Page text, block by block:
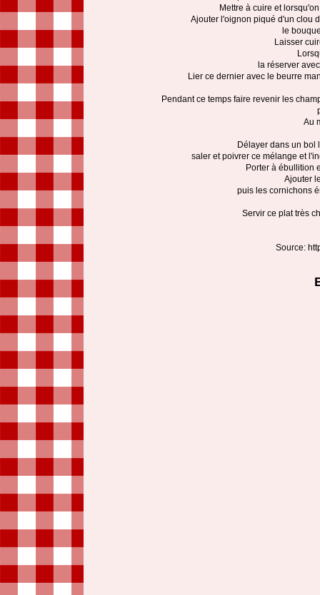
Mettre à cuire et
Ajouter l'oignon piqué d'un clou
le
Laisser
la réserver
Lier ce dernier avec le beurre
Pendant ce temps faire revenir les
Au
Délayer dans un bol
saler et poivrer ce mélange et
Porter à ébullition
Ajouter
puis les cornichons
Servir ce plat très
Source: